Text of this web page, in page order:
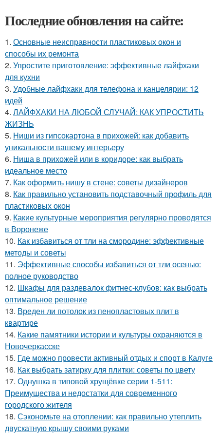
Последние обновления на сайте:
1. Основные неисправности пластиковых окон и
способы их ремонта
2. Упростите приготовление: эффективные лайфхаки
для кухни
3. Удобные лайфхаки для телефона и канцелярии: 12
идей
4. ЛАЙФХАКИ НА ЛЮБОЙ СЛУЧАЙ: КАК УПРОСТИТЬ
ЖИЗНЬ
5. Ниши из гипсокартона в прихожей: как добавить
уникальности вашему интерьеру
6. Ниша в прихожей или в коридоре: как выбрать
идеальное место
7. Как оформить нишу в стене: советы дизайнеров
8. Как правильно установить подставочный профиль для
пластиковых окон
9. Какие культурные мероприятия регулярно проводятся
в Воронеже
10. Как избавиться от тли на смородине: эффективные
методы и советы
11. Эффективные способы избавиться от тли осенью:
полное руководство
12. Шкафы для раздевалок фитнес-клубов: как выбрать
оптимальное решение
13. Вреден ли потолок из пенопластовых плит в
квартире
14. Какие памятники истории и культуры охраняются в
Новочеркасске
15. Где можно провести активный отдых и спорт в Калуге
16. Как выбрать затирку для плитки: советы по цвету
17. Однушка в типовой хрущёвке серии 1-511:
Преимущества и недостатки для современного
городского жителя
18. Сэкономьте на отоплении: как правильно утеплить
двускатную крышу своими руками